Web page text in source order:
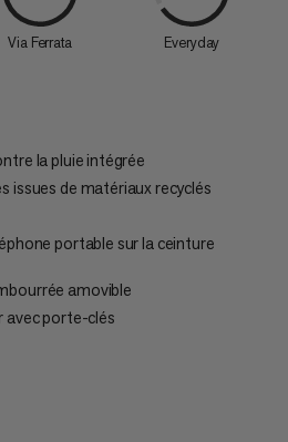
Via Ferrata Everyday
la pluie intégrée
issues de matériaux recyclés
portable sur la ceinture
amovible
avec porte-clés